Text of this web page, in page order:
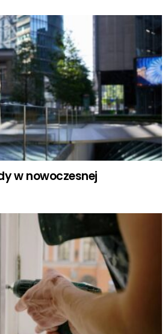
w nowoczesnej